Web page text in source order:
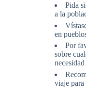
Pida
a la
en
Por
sobre
viaje para